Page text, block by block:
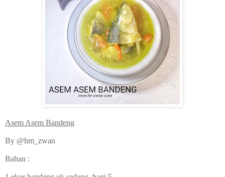
Asem Asem Bandeng
By @hm_zwan
Bahan :